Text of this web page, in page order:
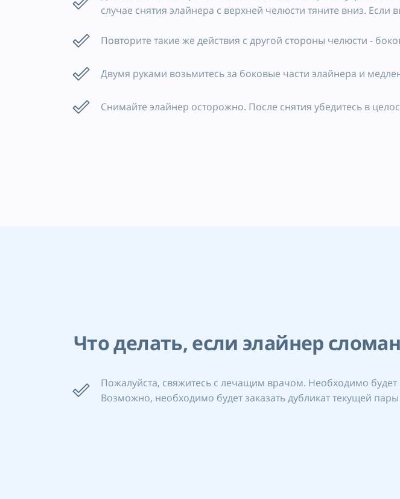
случае снятия элайнера с верхней челюсти тяните вниз.
Повторите такие же действия с другой стороны челюсти -
Двумя руками возьмитесь за боковые части элайнера и
Снимайте элайнер осторожно. После снятия убедитесь в
Что делать, если элайнер
Пожалуйста, свяжитесь с лечащим врачом. Необходимо
Возможно, необходимо будет заказать дубликат текущей